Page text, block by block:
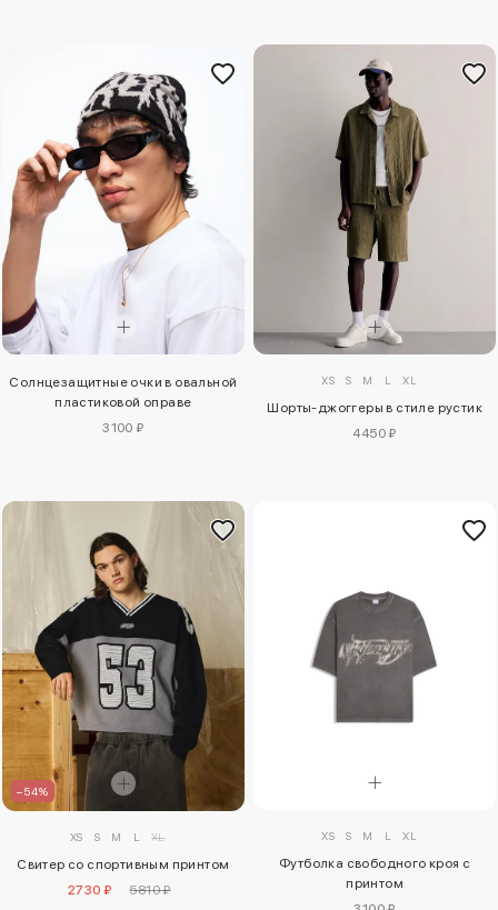
Солнцезащитные очки в овальной
пластиковой оправе
3100 ₽
XS S M L XL
Шорты-джоггеры в стиле рустик
4450 ₽
–54%
XS S M L XL
Свитер со спортивным принтом
2730 ₽
5810 ₽
XS S M L XL
Футболка свободного кроя с
принтом